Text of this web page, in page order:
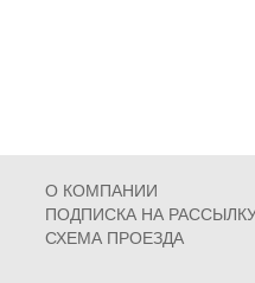
О КОМПАНИИ
ПОДПИСКА НА
СХЕМА ПРОЕЗДА